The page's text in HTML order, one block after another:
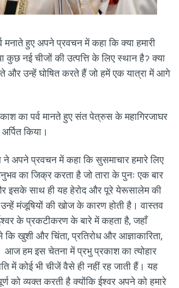
मनाते हुए अपने प्रवचन में कहा कि क्या हमारी
कुछ नई चीजों की उत्पत्ति के लिए स्थान हैॽ क्या
और उन्हें घोषित करते हैं जो हमें एक यात्रा में आगे
का पर्व मानते हुए संत पेत्रुस के महागिरजाघर
किया।
ने अपने प्रवचन में कहा कि सुसमाचार हमारे लिए
का जिक्र करता है जो तारा के पुनः एक बार
इसके साथ ही यह हेरोद और पूरे येरूसालेम की
मंजूषियों की खोज के कारण होती है। वास्तव
के प्रकटीकरण के बारे में कहता है, जहाँ
कि खुशी और चिंता, प्रतिरोध और आज्ञाकारिता,
हम इस चेतना में प्रभु प्रकाश का त्योहार
में कोई भी चीजें वैसे ही नहीं रह जाती हैं। यह
को व्यक्त करती है क्योंकि ईश्वर अपने को हमारे